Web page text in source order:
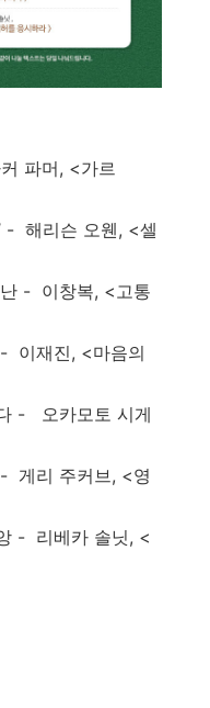
파머, <가르
- 해리슨 오웬, <셀
- 이창복, <고통
이재진, <마음의
- 오카모토 시게
게리 주커브, <영
- 리베카 솔닛, <